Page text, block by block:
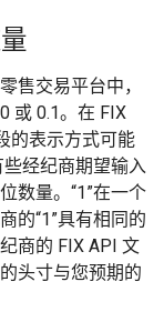
售交易平台中，
或 0.1。在 FIX
的表示方式可能
经纪商期望输入
数量。“1”在一个
的“1”具有相同的
商的 FIX API 文
头寸与您预期的